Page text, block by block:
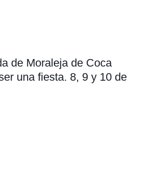
de Moraleja de Coca
una fiesta. 8, 9 y 10 de